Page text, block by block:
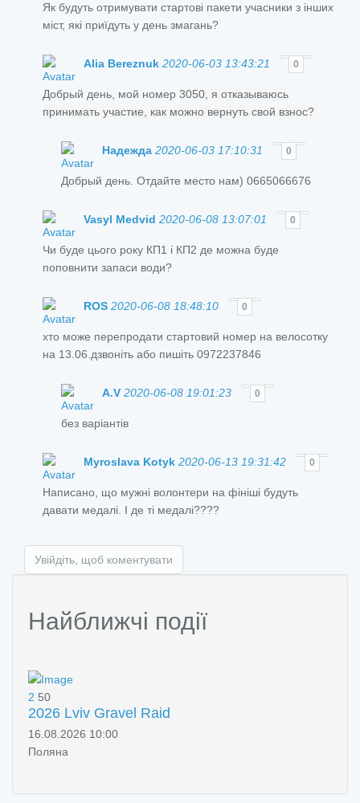
Як будуть отримувати стартові пакети учасники з інших
міст, які приїдуть у день змагань?
Alia Bereznuk 2020-06-03 13:43:21 0
Добрый день, мой номер 3050, я отказываюсь
принимать участие, как можно вернуть свой взнос?
Надежда 2020-06-03 17:10:31 0
Добрый день. Отдайте место нам) 0665066676
Vasyl Medvid 2020-06-08 13:07:01 0
Чи буде цього року КП1 і КП2 де можна буде
поповнити запаси води?
ROS 2020-06-08 18:48:10 0
хто може перепродати стартовий номер на велосотку
на 13.06.дзвоніть або пишіть 0972237846
A.V 2020-06-08 19:01:23 0
без варіантів
Myroslava Kotyk 2020-06-13 19:31:42 0
Написано, що мужні волонтери на фініші будуть
давати медалі. І де ті медалі????
Увійдіть, щоб коментувати
Найближчі події
2 50
2026 Lviv Gravel Raid
16.08.2026 10:00
Поляна